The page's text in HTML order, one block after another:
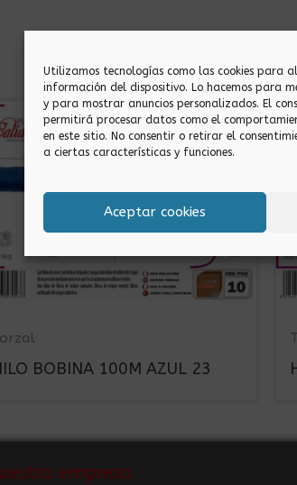
Utilizamos tecnologías como las cookies para
información del dispositivo. Lo hacemos para
y para mostrar anuncios personalizados. El
permitirá procesar datos como el
en este sitio. No consentir o retirar el
a ciertas características y funciones.
Aceptar cookies
BOBINA 100M AZUL 23
empresa